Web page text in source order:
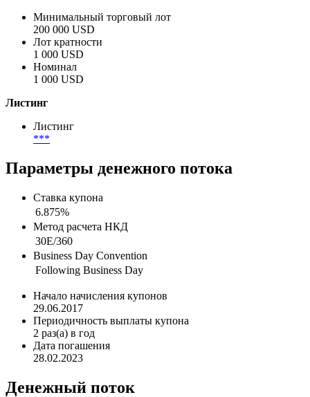
Минимальный торговый лот
200 000 USD
Лот кратности
1 000 USD
Номинал
1 000 USD
Листинг
Листинг
***
Параметры денежного потока
Ставка купона
6.875%
Метод расчета НКД
30E/360
Business Day Convention
Following Business Day
Начало начисления купонов
29.06.2017
Периодичность выплаты купона
2 раз(а) в год
Дата погашения
28.02.2023
Денежный поток